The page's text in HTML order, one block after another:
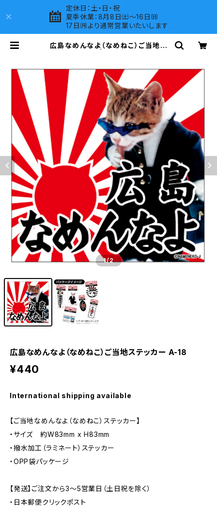
定休日：土・日・祝
夏季休業：8月8日㈯～16日㈰
17日㈪より通常営業いたいします
広島なめんなよ（なめねこ）ご当地ス
1/2
広島なめんなよ（なめねこ）ご当地ステッカー A-18
¥440
International shipping available
【ご当地なめんなよ（なめねこ）ステッカー】
・サイズ 約W83mm x H83mm
・撥水加工（ラミネート）ステッカー
・OPP袋パッケージ
【発送】ご注文から3〜5営業日（土日祝を除く）
・日本郵便クリックポスト